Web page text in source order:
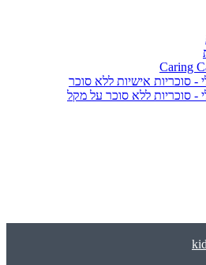
סוכריות אישיות ללא סוכר
- סוכריות ללא סוכר על מקל